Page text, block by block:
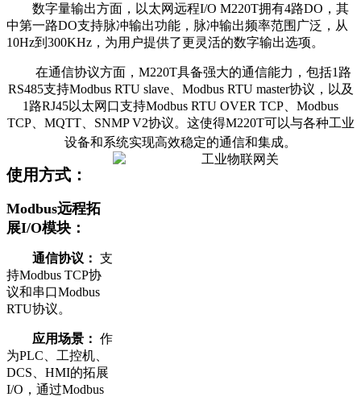
数字量输出方面，以太网远程I/O M220T拥有4路DO，其
中第一路DO支持脉冲输出功能，脉冲输出频率范围广泛，从
10Hz到300KHz，为用户提供了更灵活的数字输出选项。
在通信协议方面，M220T具备强大的通信能力，包括1路
RS485支持Modbus RTU slave、Modbus RTU master协议，以及
1路RJ45以太网口支持Modbus RTU OVER TCP、Modbus
TCP、MQTT、SNMP V2协议。这使得M220T可以与各种工业
设备和系统实现高效稳定的通信和集成。
使用方式：
Modbus远程拓
展I/O模块：
通信协议： 支
持Modbus TCP协
议和串口Modbus
RTU协议。
应用场景： 作
为PLC、工控机、
DCS、HMI的拓展
I/O，通过Modbus